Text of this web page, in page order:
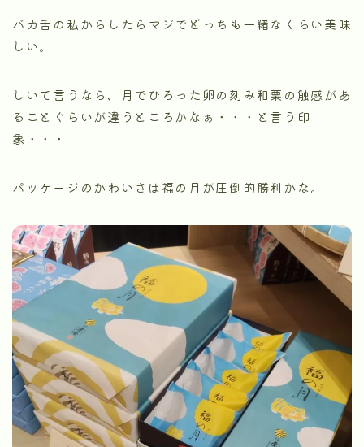
バカ舌の私からしたらマジでどっちも一緒なくらい美味
しい。
しいて言うなら、月でひろった卵の刻み和栗の触感があ
ることぐらいが違うところかなぁ・・・と言う印
象・・・
パッケージのかわいさは福の月が圧倒的勝利かな。